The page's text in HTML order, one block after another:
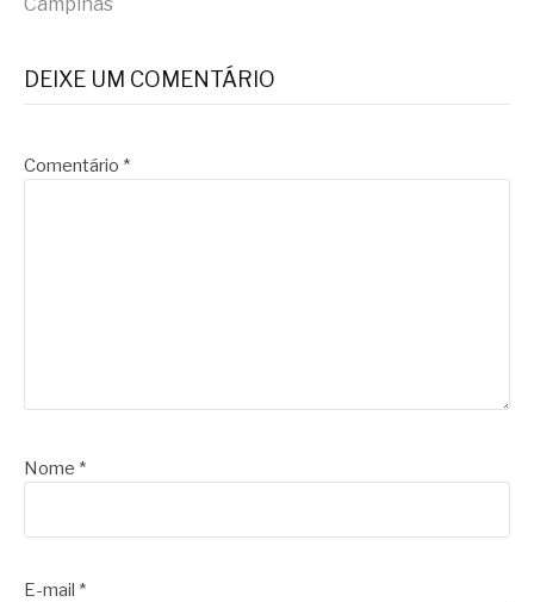
DEIXE UM COMENTÁRIO
Comentário *
Nome *
E-mail *